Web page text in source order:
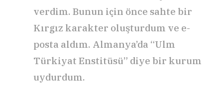
verdim. Bunun için önce sahte bir
Kırgız karakter oluşturdum ve e-
posta aldım. Almanya’da “Ulm
Türkiyat Enstitüsü” diye bir kurum
uydurdum.